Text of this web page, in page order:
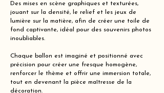
Des mises en scène graphiques et texturées,
jouant sur la densité, le relief et les jeux de
lumière sur la matière, afin de créer une toile de
fond captivante, idéal pour des souvenirs photos
inoubliables.
Chaque ballon est imaginé et positionné avec
précision pour créer une fresque homogène,
renforcer le thème et offrir une immersion totale,
tout en devenant la pièce maîtresse de la
décoration.